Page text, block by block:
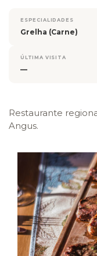
ESPECIALIDADES
Grelha (Carne)
ÚLTIMA VISITA
—
Restaurante
Angus.